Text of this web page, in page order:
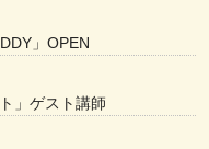
」OPEN
」ゲスト講師